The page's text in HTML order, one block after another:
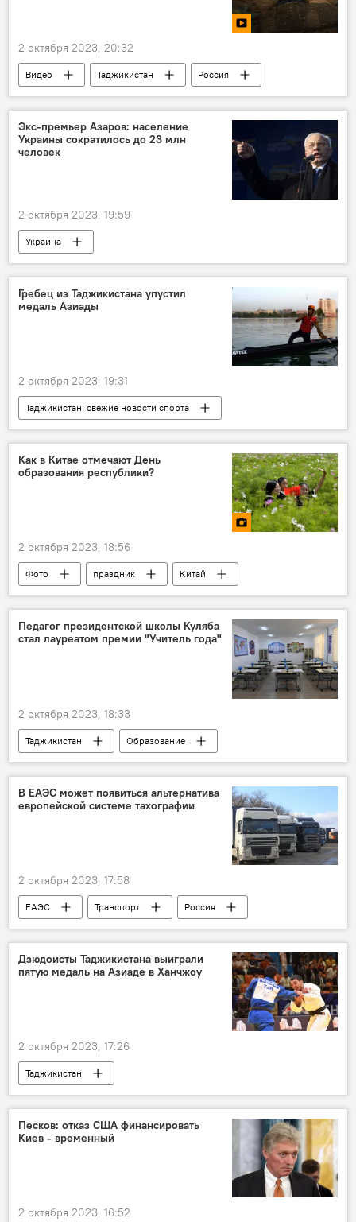
2 октября 2023, 20:32
Видео Таджикистан
Россия
Москва
Культура
Экс-премьер Азаров: население
Украины сократилось до 23 млн
человек
2 октября 2023, 19:59
Украина
Спецоперация России по защите Донбасса: последние новости
Мир
служба призыв
Гребец из Таджикистана упустил
медаль Азиады
2 октября 2023, 19:31
Таджикистан: свежие новости спорта
Таджикистан
НОК Таджикистана
Спорт
Азиатские игры
Как в Китае отмечают День
образования республики?
2 октября 2023, 18:56
Фото праздник
Китай
Общество
Педагог президентской школы Куляба
стал лауреатом премии "Учитель года"
2 октября 2023, 18:33
Таджикистан
Образование
учителя
Общество
Новости Душанбе
В ЕАЭС может появиться альтернатива
европейской системе тахографии
2 октября 2023, 17:58
ЕАЭС Транспорт
Россия
Общество
Дзюдоисты Таджикистана выиграли
пятую медаль на Азиаде в Ханчжоу
2 октября 2023, 17:26
Таджикистан
Таджикистан: свежие новости спорта
Спорт
Азиатские игры
дзюдо
НОК Таджикистана
Песков: отказ США финансировать
Киев - временный
2 октября 2023, 16:52